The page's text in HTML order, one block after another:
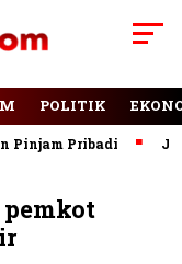
POLITIK
Pribadi Jalan